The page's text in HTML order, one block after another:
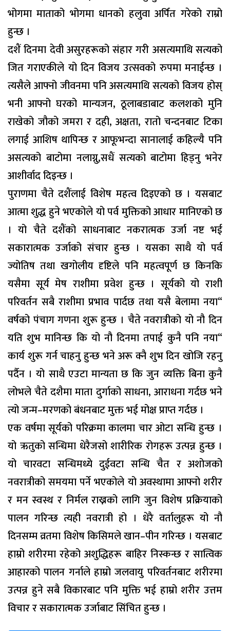
भोगमा माताको भोगमा धानको हलुवा अर्पित गरेको राम्रो
हुन्छ ।
दशैं दिनमा देवी असुरहरूको संहार गरी असत्यमाथि सत्यको
जित गराएकीले यो दिन विजय उत्सवको रुपमा मनाईन्छ ।
त्यसैले आफ्नो जीवनमा पनि असत्यमाथि सत्यको विजय होस्
भनी आफ्नो घरको मान्यजन, ठूलाबडाबाट कलशको मुनि
राखेको जौको जमरा र दही, अक्षता, रातो चन्दनबाट टिका
लगाई आशिष थापिन्छ र आफूभन्दा सानालाई कहिल्यै पनि
असत्यको बाटोमा नलाग्नु,सधैं सत्यको बाटोमा हिड्नु भनेर
आशीर्वाद दिइन्छ ।
पुराणमा चैते दशैंलाई विशेष महत्व दिइएको छ । यसबाट
आत्मा शुद्ध हुने भएकोले यो पर्व मुक्तिको आधार मानिएको छ
। यो चैते दशैंको साधनाबाट नकरात्मक उर्जा नष्ट भई
सकारात्मक उर्जाको संचार हुन्छ । यसका साथै यो पर्व
ज्योतिष तथा खगोलीय दृष्टिले पनि महत्वपूर्ण छ किनकि
यसैमा सूर्य मेष राशीमा प्रवेश हुन्छ । सूर्यको यो राशी
परिवर्तन सबै राशीमा प्रभाव पार्दछ तथा यसै बेलामा नया“
वर्षको पंचाग गणना शुरू हुन्छ । चैते नवरात्रीको यो नौ दिन
यति शुभ मानिन्छ कि यो नौ दिनमा तपाई कुनै पनि नया“
कार्य शुरू गर्न चाहनु हुन्छ भने अरू क्नै शुभ दिन खोजि रहनु
पर्दैन । यो साथै एउटा मान्यता छ कि जुन व्यक्ति बिना कुनै
लोभले चैते दशैमा माता दुर्गाको साधना, आराधना गर्दछ भने
त्यो जन्म–मरणको बंधनबाट मुक्त भई मोक्ष प्राप्त गर्दछ ।
एक वर्षमा सूर्यको परिक्रमा कालमा चार ओटा सन्धि हुन्छ ।
यो ऋतुको सन्धिमा धेरैजसो शारीरिक रोगहरू उत्पन्न हुन्छ ।
यो चारवटा सन्धिमध्ये दुईवटा सन्धि चैत र अशोजको
नवरात्रीको समयमा पर्ने भएकोले यो अवस्थामा आफ्नो शरीर
र मन स्वस्थ र निर्मल राख्नको लागि जुन विशेष प्रक्रियाको
पालन गरिन्छ त्यही नवरात्री हो । धेरै वर्तालुहरू यो नौ
दिनसम्म व्रतमा विशेष किसिमले खान–पीन गरिन्छ । यसबाट
हाम्रो शरीरमा रहेको अशुद्धिहरू बाहिर निस्कन्छ र सात्विक
आहारको पालन गर्नाले हाम्रो जलवायु परिवर्तनबाट शरीरमा
उत्पन्न हुने सबै विकारबाट पनि मुक्ति भई हाम्रो शरीर उत्तम
विचार र सकारात्मक उर्जाबाट सिंचित हुन्छ ।